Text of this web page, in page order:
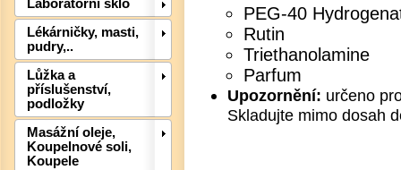
Laboratorní sklo
Lékárničky, masti,
pudry,..
Lůžka a
příslušenství,
podložky
Masážní oleje,
Koupelnové soli,
Koupele
PEG-40
Rutin
Triethanolamine
Parfum
Upozornění: určeno
Skladujte mimo dosah